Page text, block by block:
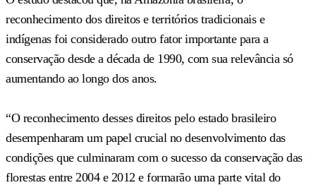
reconhecimento dos direitos e territórios tradicionais e
indígenas foi considerado outro fator importante para a
conservação desde a década de 1990, com sua relevância só
aumentando ao longo dos anos.
“O reconhecimento desses direitos pelo estado brasileiro
desempenharam um papel crucial no desenvolvimento das
condições que culminaram com o sucesso da conservação das
florestas entre 2004 e 2012 e formarão uma parte vital do